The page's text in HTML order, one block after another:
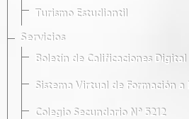
Turismo Estudiantil
Servicios
Boletín de Calificaciones Digital
Sistema Virtual de Formación a
Colegio Secundario Nº 5212